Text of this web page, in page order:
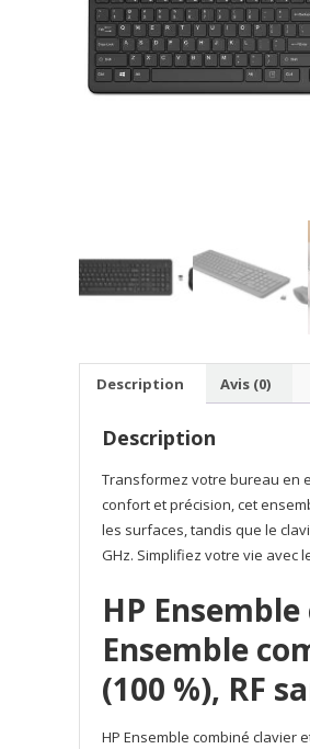
Description Avis (0)
Description
Transformez votre bureau en
confort et précision, cet
les surfaces, tandis que le
GHz. Simplifiez votre vie avec
HP
Ensemble
(100 %), RF
HP Ensemble combiné clavier